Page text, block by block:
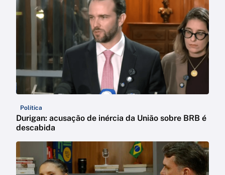
Política
Durigan: acusação de inércia da União sobre BRB é
descabida